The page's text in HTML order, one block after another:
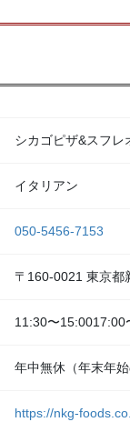
シカゴピザ&スフ
イタリアン
050-5456-7153
〒160-0021 東京都
11:30〜15:0017:00
年中無休（年末年始
https://nkg-